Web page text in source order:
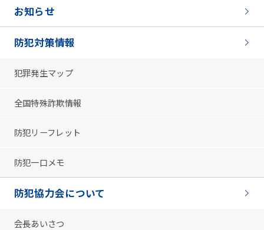
お知らせ
防犯対策情報
犯罪発生マップ
全国特殊詐欺情報
防犯リーフレット
防犯一口メモ
防犯協力会について
会長あいさつ